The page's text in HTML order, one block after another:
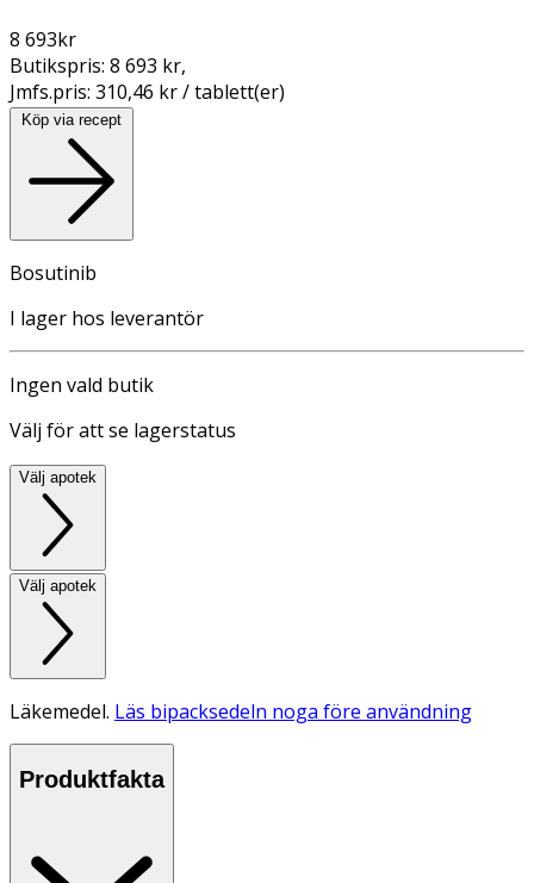
8 693kr
Butikspris: 8 693 kr,
Jmfs.pris: 310,46 kr / tablett(er)
Köp via recept
Bosutinib
I lager hos leverantör
Ingen vald butik
Välj för att se lagerstatus
Välj apotek
Välj apotek
Läkemedel. Läs bipacksedeln noga före användning
Produktfakta